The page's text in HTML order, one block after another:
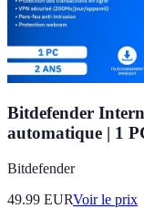
Bitdefender
automatique | 1
Bitdefender
49.99 EURVoir le prix